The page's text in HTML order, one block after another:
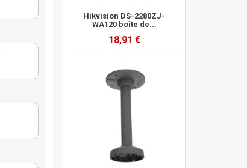
Hikvision DS-2280ZJ-
WA120 boîte de...
18,91 €